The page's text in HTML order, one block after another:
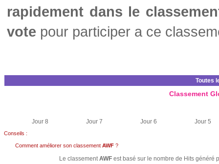
rapidement dans le
vote pour participer a ce
Toutes
Classement
Jour 8 Jour 7 Jour 6 Jour 5
Conseils :
Comment améliorer son classement AWF ?
Le classementAWF est basé sur le nombre de Hits généré